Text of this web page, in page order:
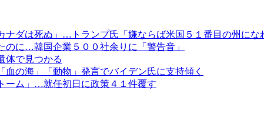
ナダは死ぬ」…トランプ氏「嫌ならば米国５１番目の州にな
のに…韓国企業５００社余りに「警告音」
体で見つかる
の海」「動物」発言でバイデン氏に支持傾く
ーム」…就任初日に政策４１件覆す